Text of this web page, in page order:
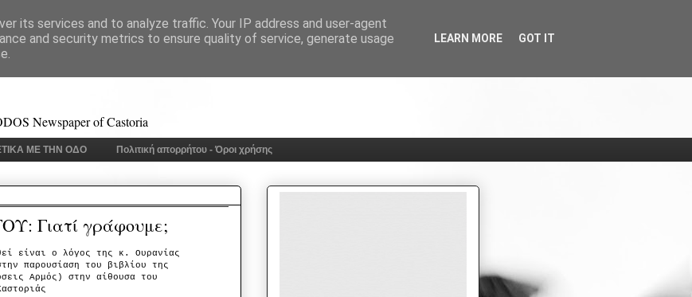
Newspaper of Castoria
ΜΕ ΤΗΝ ΟΔΟ Πολιτική απορρήτου - Όροι χρήσης
Γιατί γράφουμε;
είναι ο λόγος της κ. Ουρανίας
παρουσίαση του βιβλίου της
Αρμός) στην αίθουσα του
its services and to analyze traffic. Your IP address and user-agent
and security metrics to ensure quality of service, generate usage
LEARN MORE GOT IT